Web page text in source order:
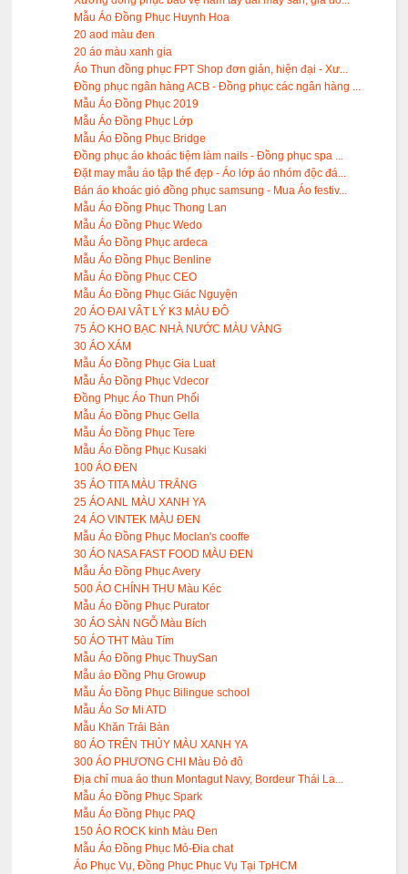
Mẫu Áo Đồng Phục Huynh Hoa
20 aod màu đen
20 áo màu xanh gia
Áo Thun đồng phục FPT Shop đơn giản, hiện đại - Xư...
Đồng phục ngân hàng ACB - Đồng phục các ngân hàng ...
Mẫu Áo Đồng Phục 2019
Mẫu Áo Đồng Phục Lớp
Mẫu Áo Đồng Phục Bridge
Đồng phục áo khoác tiệm làm nails - Đồng phục spa ...
Đặt may mẫu áo tập thể đẹp - Áo lớp áo nhóm độc đá...
Bán áo khoác gió đồng phục samsung - Mua Áo festiv...
Mẫu Áo Đồng Phục Thong Lan
Mẫu Áo Đồng Phục Wedo
Mẫu Áo Đồng Phục ardeca
Mẫu Áo Đồng Phục Benline
Mẫu Áo Đồng Phục CEO
Mẫu Áo Đồng Phục Giác Nguyện
20 ÁO ĐAI VÂT LÝ K3 MÀU ĐÔ
75 ÁO KHO BẠC NHÀ NƯỚC MÀU VÀNG
30 ÁO XÁM
Mẫu Áo Đồng Phục Gia Luat
Mẫu Áo Đồng Phục Vdecor
Đồng Phục Áo Thun Phối
Mẫu Áo Đồng Phục Gella
Mẫu Áo Đồng Phục Tere
Mẫu Áo Đồng Phục Kusaki
100 ÁO ĐEN
35 ÁO TITA MÀU TRẮNG
25 ÁO ANL MÀU XANH YA
24 ÁO VINTEK MÀU ĐEN
Mẫu Áo Đồng Phục Moclan's cooffe
30 ÁO NASA FAST FOOD MÀU ĐEN
Mẫu Áo Đồng Phục Avery
500 ÁO CHÍNH THU Màu Kéc
Mẫu Áo Đồng Phục Purator
30 ÁO SÀN NGỖ Màu Bích
50 ÁO THT Màu Tím
Mẫu Áo Đồng Phục ThuySan
Mẫu áo Đồng Phụ Growup
Mẫu Áo Đồng Phục Bilingue school
Mẫu Áo Sơ Mi ATD
Mẫu Khăn Trải Bàn
80 ÁO TRÊN THỦY MÀU XANH YA
300 ÁO PHƯƠNG CHI Màu Đỏ đô
Địa chỉ mua áo thun Montagut Navy, Bordeur Thái La...
Mẫu Áo Đồng Phục Spark
Mẫu Áo Đồng Phục PAQ
150 ẢO ROCK kinh Màu Đen
Mẫu Áo Đồng Phục Mỏ-Đia chat
Áo Phục Vụ, Đồng Phục Phục Vụ Tại TpHCM